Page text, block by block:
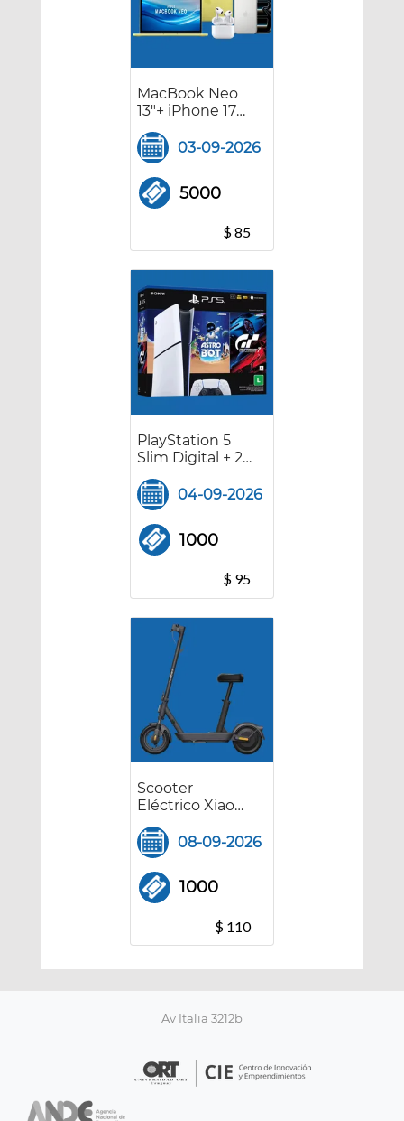
MacBook Neo
13"+ iPhone 17
Pro Max +
AirPods Pro 3
03-09-2026
5000
$ 85
PlayStation 5
Slim Digital + 2
Juegos
04-09-2026
1000
$ 95
Scooter
Eléctrico Xiaomi
5 Plus + Asiento
08-09-2026
1000
$ 110
Av Italia 3212b